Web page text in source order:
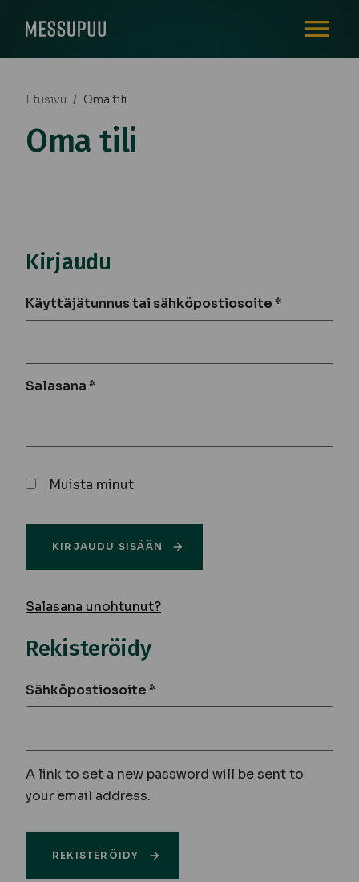
Etusivu / Oma tili
Oma tili
Kirjaudu
Käyttäjätunnus tai sähköpostiosoite*
Salasana*
Muista minut
KIRJAUDU SISÄÄN
Salasana unohtunut?
Rekisteröidy
Sähköpostiosoite*
A link to set a new password will be sent to
your email address.
REKISTERÖIDY